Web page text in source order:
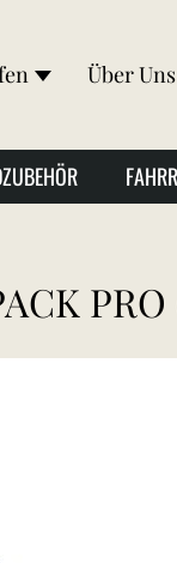
Über Uns
PRO